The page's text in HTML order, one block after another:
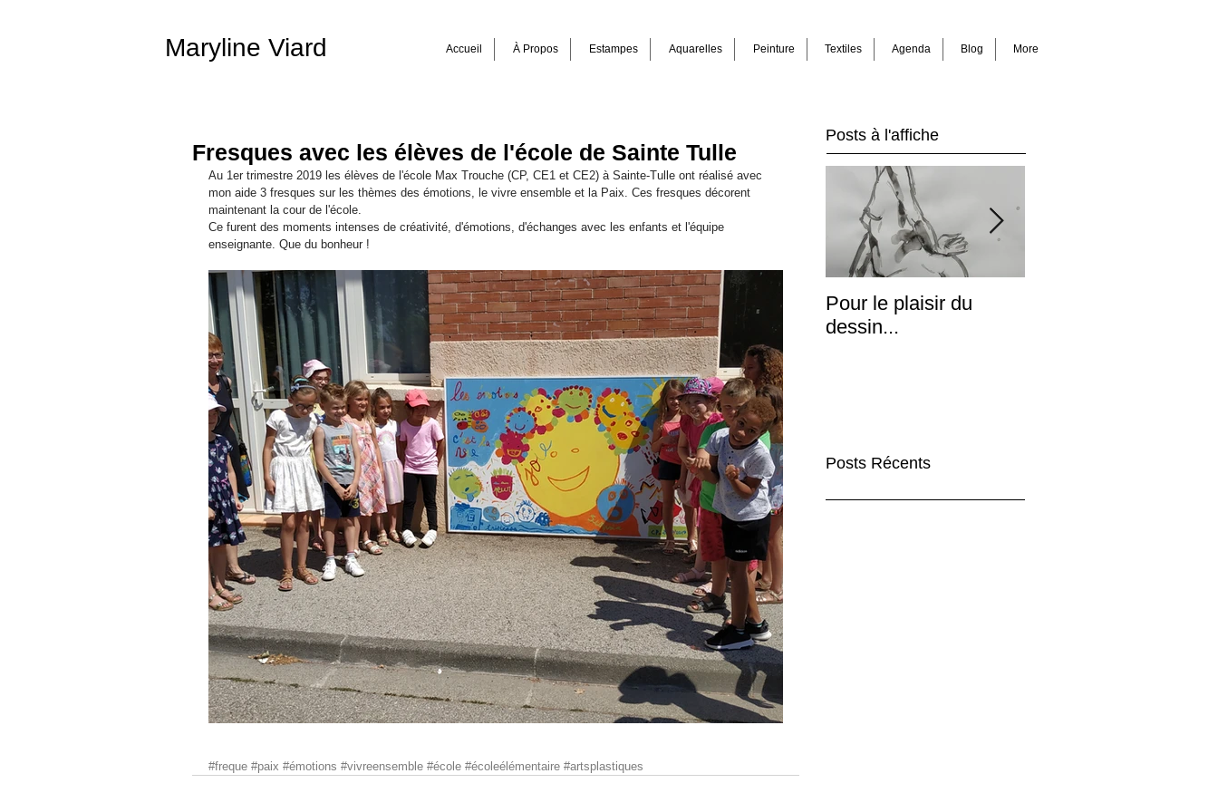
Maryline Viard Accueil À Propos Estampes Aquarelles Peinture Textiles Agenda Blog More
Fresques avec les élèves de l'école de Sainte Tulle
Au 1er trimestre 2019 les élèves de l'école Max Trouche (CP, CE1 et CE2) à Sainte-Tulle ont réalisé avec
mon aide 3 fresques sur les thèmes des émotions, le vivre ensemble et la Paix. Ces fresques décorent
maintenant la cour de l'école.
Ce furent des moments intenses de créativité, d'émotions, d'échanges avec les enfants et l'équipe
enseignante. Que du bonheur !
#freque #paix #émotions #vivreensemble #école #écoleélémentaire #artsplastiques
Posts à l'affiche
Pour le plaisir du
dessin...
Posts Récents